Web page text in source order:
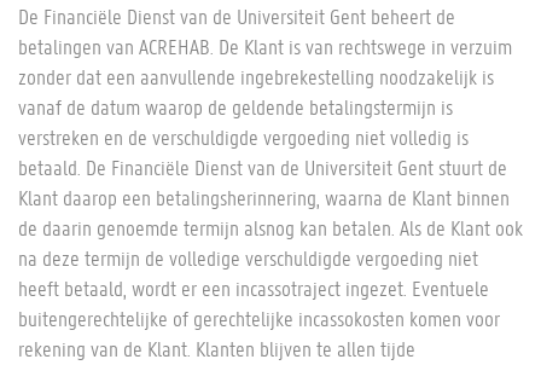
De Financiële Dienst van de Universiteit Gent beheert de
betalingen van ACREHAB. De Klant is van rechtswege in verzuim
zonder dat een aanvullende ingebrekestelling noodzakelijk is
vanaf de datum waarop de geldende betalingstermijn is
verstreken en de verschuldigde vergoeding niet volledig is
betaald. De Financiële Dienst van de Universiteit Gent stuurt de
Klant daarop een betalingsherinnering, waarna de Klant binnen
de daarin genoemde termijn alsnog kan betalen. Als de Klant ook
na deze termijn de volledige verschuldigde vergoeding niet
heeft betaald, wordt er een incassotraject ingezet. Eventuele
buitengerechtelijke of gerechtelijke incassokosten komen voor
rekening van de Klant. Klanten blijven te allen tijde